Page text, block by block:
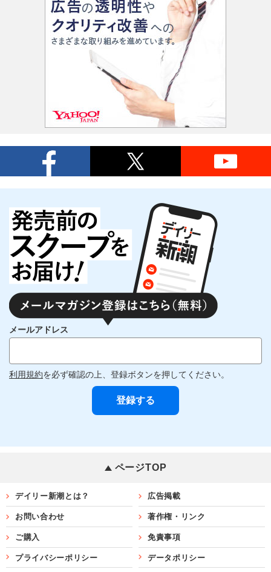
メールアドレス
利用規約を必ず確認の上、登録ボタンを押してください。
ページTOP
デイリー新潮とは？ 広告掲載
お問い合わせ 著作権・リンク
ご購入 免責事項
プライバシーポリシー データポリシー